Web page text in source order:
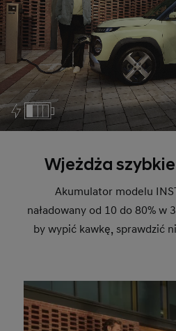
Wjeżdża
Akumulator modelu
naładowany od 10 do 80% w
by wypić kawkę, sprawdzić